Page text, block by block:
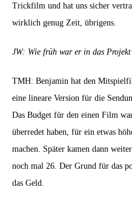
Trickfilm und hat uns sicher
wirklich genug Zeit, übrigens.
JW: Wie früh war er in das
TMH: Benjamin hat den
eine lineare Version für die
Das Budget für den einen Film
überredet haben, für ein etwas
machen. Später kamen dann
noch mal 26. Der Grund für das
das Geld.